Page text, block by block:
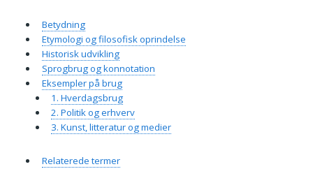
Betydning
Etymologi og filosofisk oprindelse
Historisk udvikling
Sprogbrug og konnotation
Eksempler på brug
1. Hverdagsbrug
2. Politik og erhverv
3. Kunst, litteratur og medier
Relaterede termer